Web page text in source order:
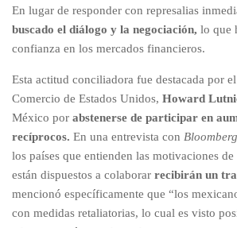
En lugar de responder con represalias
buscado el diálogo y la negociación, lo que
confianza en los mercados financieros.
Esta actitud conciliadora fue destacada por
Comercio de Estados Unidos, Howard
México por abstenerse de participar en
recíprocos. En una entrevista con Bloomberg
los países que entienden las motivaciones
están dispuestos a colaborar recibirán un
mencionó específicamente que “los
con medidas retaliatorias, lo cual es visto